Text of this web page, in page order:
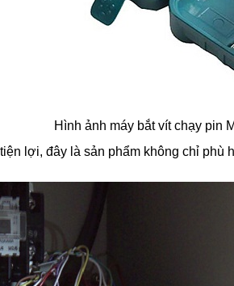
Hình ảnh máy bắt vít chạy pin
lợi, đây là sản phẩm không chỉ